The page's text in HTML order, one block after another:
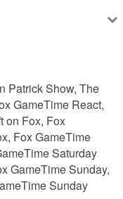
Patrick Show, The
GameTime React,
on Fox, Fox
Fox GameTime
Saturday
GameTime Sunday,
Sunday